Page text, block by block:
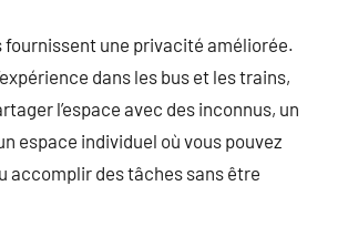
fournissent une privacité améliorée.
dans les bus et les trains,
l’espace avec des inconnus, un
espace individuel où vous pouvez
accomplir des tâches sans être